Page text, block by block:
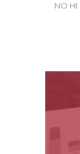
NO HI